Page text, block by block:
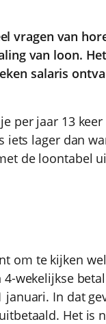
vragen van
van loon.
salaris
per jaar 13
iets lager dan
de loontabel
om te kijken
wekelijkse
In dat
Het is